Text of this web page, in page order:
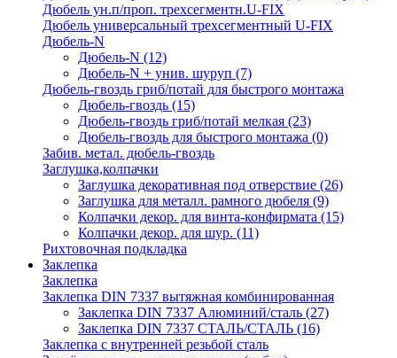
Дюбель ун.п/проп. трехсегментн.U-FIX
Дюбель универсальный трехсегментный U-FIX
Дюбель-N
Дюбель-N (12)
Дюбель-N + унив. шуруп (7)
Дюбель-гвоздь гриб/потай для быстрого монтажа
Дюбель-гвоздь (15)
Дюбель-гвоздь гриб/потай мелкая (23)
Дюбель-гвоздь для быстрого монтажа (0)
Забив. метал. дюбель-гвоздь
Заглушка,колпачки
Заглушка декоративная под отверствие (26)
Заглушка для металл. рамного дюбеля (9)
Колпачки декор. для винта-конфирмата (15)
Колпачки декор. для шур. (11)
Рихтовочная подкладка
Заклепка
Заклепка
Заклепка DIN 7337 вытяжная комбинированная
Заклепка DIN 7337 Алюминий/сталь (27)
Заклепка DIN 7337 СТАЛЬ/СТАЛЬ (16)
Заклепка с внутренней резьбой сталь